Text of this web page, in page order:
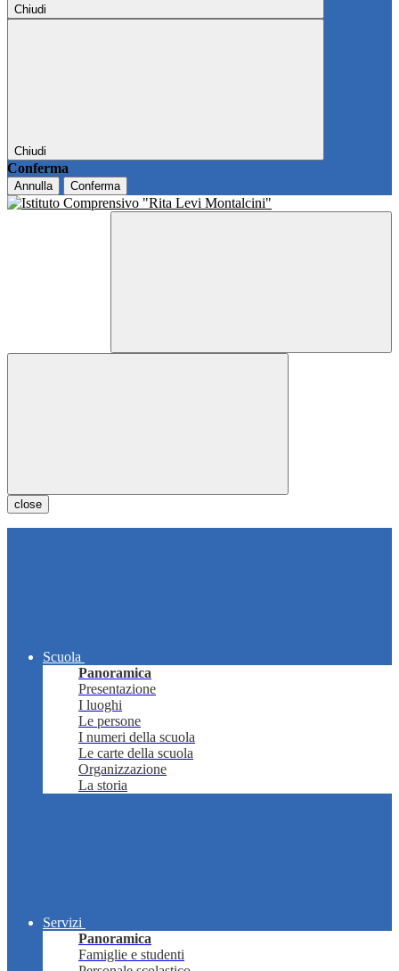
Chiudi
Chiudi
Conferma
Annulla Conferma
close
Scuola
Panoramica
Presentazione
I luoghi
Le persone
I numeri della scuola
Le carte della scuola
Organizzazione
La storia
Servizi
Panoramica
Famiglie e studenti